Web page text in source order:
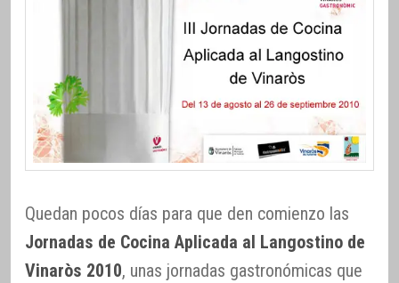
Quedan pocos días para que den comienzo las
Jornadas de Cocina Aplicada al Langostino de
Vinaròs 2010, unas jornadas gastronómicas que